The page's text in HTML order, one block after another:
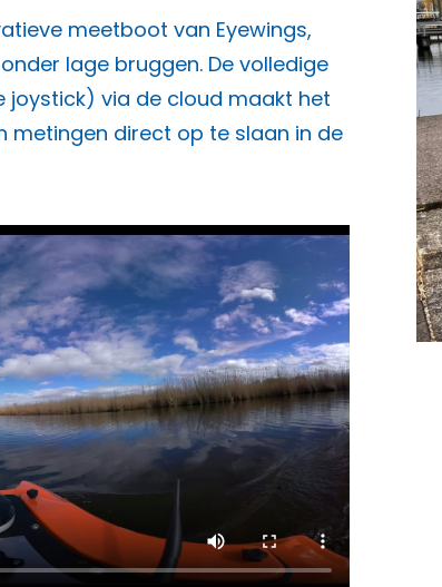
meetboot van Eyewings,
lage bruggen. De volledige
joystick) via de cloud maakt het
metingen direct op te slaan in de